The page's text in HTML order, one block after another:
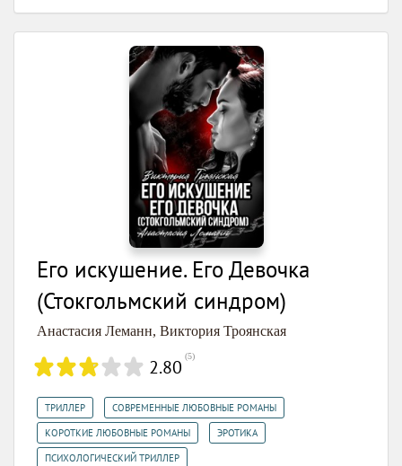
Его искушение. Его Девочка
(Стокгольмский синдром)
Анастасия Леманн, Виктория Троянская
2.80 (5)
ТРИЛЛЕР СОВРЕМЕННЫЕ ЛЮБОВНЫЕ РОМАНЫ
КОРОТКИЕ ЛЮБОВНЫЕ РОМАНЫ ЭРОТИКА
ПСИХОЛОГИЧЕСКИЙ ТРИЛЛЕР